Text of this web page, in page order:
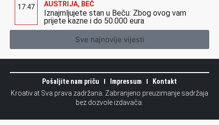
17:47 AUSTRIJA, BEČ
Iznajmljujete stan u Beču: Zbog ovog vam
prijete kazne i do 50.000 eura
Sve najnovije vijesti
Pošaljite nam priču Impressum
Kontakt
Kroativ.at Sva prava zadržana. Zabranjeno preuzimanje sadržaja
bez dozvole izdavača.